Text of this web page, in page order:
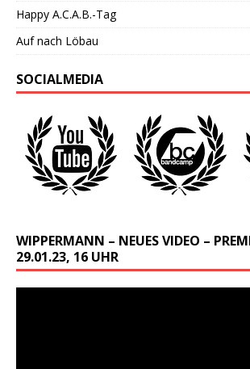
Happy A.C.A.B.-Tag
Auf nach Löbau
SOCIALMEDIA
WIPPERMANN – NEUES VIDEO –
29.01.23, 16 UHR